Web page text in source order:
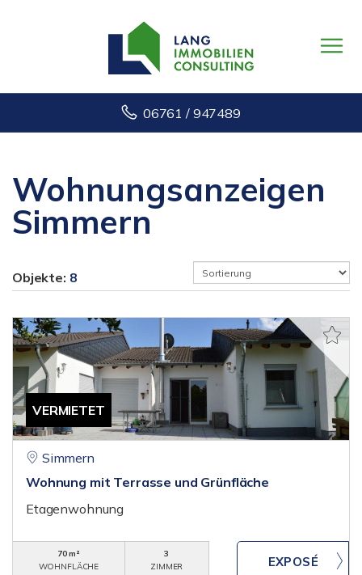
06761 / 947489
Wohnungsanzeigen
Simmern
Objekte: 8
VERMIETET
Simmern
Wohnung mit Terrasse und Grünfläche
Etagenwohnung
70 m²
WOHNFLÄCHE
3
ZIMMER